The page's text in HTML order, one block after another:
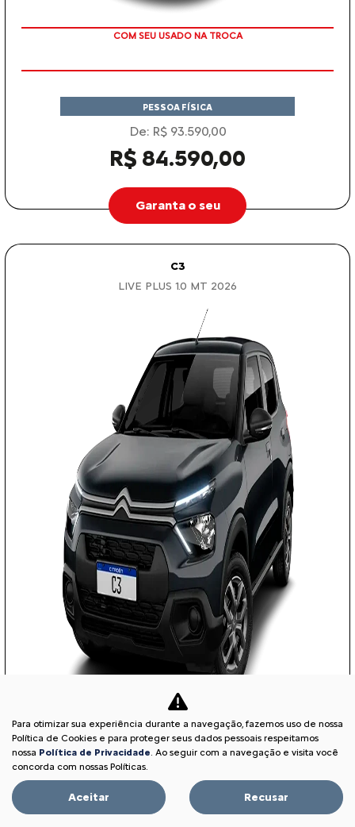
TAXA 0 %
PESSOA FÍSICA
De: R$ 93.590,00
R$ 84.590,00
Garanta o seu
C3
LIVE PLUS 1.0 MT 2026
COM SEU USADO NA TROCA
Para otimizar sua experiência durante a navegação, fazemos uso de nossa
Política de Cookies e para proteger seus dados pessoais respeitamos
nossa Política de Privacidade. Ao seguir com a navegação e visita você
concorda com nossas Políticas.
Aceitar Recusar